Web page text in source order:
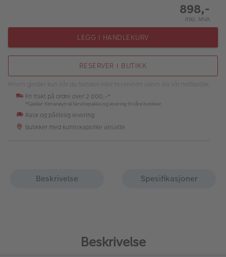
Butikkoversikt
898,-
Inkl. MVA
LEGG I HANDLEKURV
RESERVER I BUTIKK
Prisen gjelder kun når du handler eller reserverer varen via vår nettbutikk.
Fri frakt på ordre over 2 000,-*
*Gjelder Klimanøytral Servicepakke og levering til våre butikker
Rask og pålitelig levering
Butikker med kunnskapsrike ansatte
Beskrivelse Spesifikasjoner
Beskrivelse